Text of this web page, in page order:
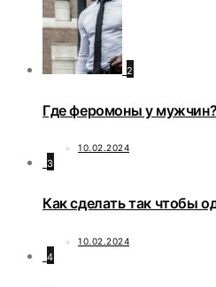
2
Где феромоны у мужчин?
10.02.2024
3
Как сделать так чтобы
10.02.2024
4